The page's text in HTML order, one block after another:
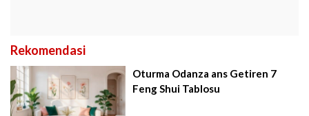
Rekomendasi
Oturma Odanza ans Getiren 7
Feng Shui Tablosu